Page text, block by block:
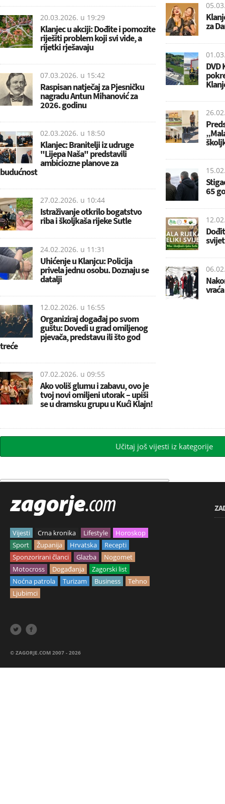
20.03.2026. u 19:29
Klanjec u akciji: Dođite i pomozite
riješiti problem koji svi vide, a
rijetki rješavaju
07.03.2026. u 15:42
Raspisan natječaj za Pjesničku
nagradu Antun Mihanović za
2026. godinu
02.03.2026. u 18:50
Klanjec: Branitelji iz udruge
"Lijepa Naša" predstavili
ambiciozne planove za
budućnost
27.02.2026. u 10:44
Istraživanje otkrilo bogatstvo
riba i školjkaša rijeke Sutle
24.02.2026. u 11:31
Uhićenje u Klanjcu: Policija
privela jednu osobu. Doznaju se
datalji
12.02.2026. u 16:55
Organiziraj događaj po svom
guštu: Dovedi u grad omiljenog
pjevača, predstavu ili što god
treće
07.02.2026. u 09:55
Ako voliš glumu i zabavu, ovo je
tvoj novi omiljeni utorak – upiši
se u dramsku grupu u Kući Klajn!
za
DVD
65
Učitaj još vijesti iz kategorije
Vijesti Crna kronika Lifestyle
Horoskop
Sport
Županija Hrvatska
Recepti
Sponzorirani članci
Glazba
Nogomet
Motocross
Događanja
Zagorski list
Noćna patrola
Turizam Business
Tehno
Ljubimci
 
© ZAGORJE.COM 2007 - 2026